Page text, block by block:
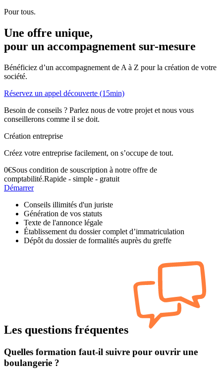
Pour tous.
Une offre unique,
pour un accompagnement sur-mesure
Bénéficiez d’un accompagnement de A à Z pour la création de votre
société.
Réservez un appel découverte (15min)
Besoin de conseils ? Parlez nous de votre projet et nous vous
conseillerons comme il se doit.
Création entreprise
Créez votre entreprise facilement, on s’occupe de tout.
0€Sous condition de souscription à notre offre de
comptabilité.Rapide - simple - gratuit
Démarrer
Conseils illimités d'un juriste
Génération de vos statuts
Texte de l'annonce légale
Établissement du dossier complet d’immatriculation
Dépôt du dossier de formalités auprès du greffe
Les questions fréquentes
Quelles formation faut-il suivre pour ouvrir une
boulangerie ?